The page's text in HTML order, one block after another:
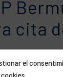
el
cita
Diego Botín,